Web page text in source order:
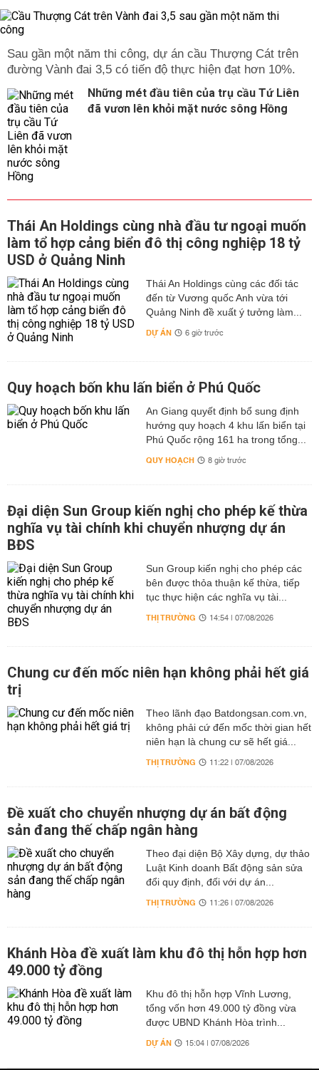
Sau gần một năm thi công, dự án cầu Thượng Cát trên
đường Vành đai 3,5 có tiến độ thực hiện đạt hơn 10%.
Những mét đầu tiên của trụ cầu Tứ Liên
đã vươn lên khỏi mặt nước sông Hồng
Thái An Holdings cùng nhà đầu tư ngoại muốn
làm tổ hợp cảng biển đô thị công nghiệp 18 tỷ
USD ở Quảng Ninh
Thái An Holdings cùng các đối tác
đến từ Vương quốc Anh vừa tới
Quảng Ninh đề xuất ý tưởng làm...
DỰ ÁN 6 giờ trước
Quy hoạch bốn khu lấn biển ở Phú Quốc
An Giang quyết định bổ sung định
hướng quy hoạch 4 khu lấn biển tại
Phú Quốc rộng 161 ha trong tổng...
QUY HOẠCH 8 giờ trước
Đại diện Sun Group kiến nghị cho phép kế thừa
nghĩa vụ tài chính khi chuyển nhượng dự án
BĐS
Sun Group kiến nghị cho phép các
bên được thỏa thuận kế thừa, tiếp
tục thực hiện các nghĩa vụ tài...
THỊ TRƯỜNG 14:54 | 07/08/2026
Chung cư đến mốc niên hạn không phải hết giá
trị
Theo lãnh đạo Batdongsan.com.vn,
không phải cứ đến mốc thời gian hết
niên hạn là chung cư sẽ hết giá...
THỊ TRƯỜNG 11:22 | 07/08/2026
Đề xuất cho chuyển nhượng dự án bất động
sản đang thế chấp ngân hàng
Theo đại diện Bộ Xây dựng, dự thảo
Luật Kinh doanh Bất động sản sửa
đổi quy định, đối với dự án...
THỊ TRƯỜNG 11:26 | 07/08/2026
Khánh Hòa đề xuất làm khu đô thị hỗn hợp hơn
49.000 tỷ đồng
Khu đô thị hỗn hợp Vĩnh Lương,
tổng vốn hơn 49.000 tỷ đồng vừa
được UBND Khánh Hòa trình...
DỰ ÁN 15:04 | 07/08/2026